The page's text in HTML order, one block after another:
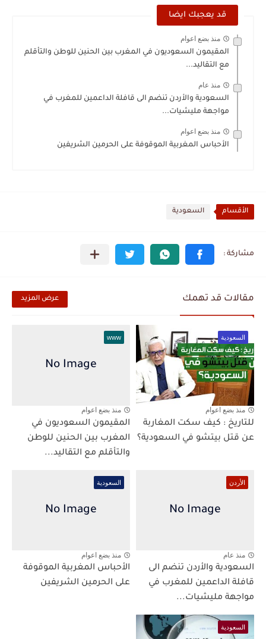
قد يعجبك ايضا
منذ بضع اعوام
المقيمون السعوديون في المغرب بين الحنين للوطن والتأقلم
مع التقاليد...
منذ عام
السعودية والأردن تنضم الى قافلة الداعمين للمغرب في
مواجهة مليشيات...
منذ بضع اعوام
الأحباس المغربية الموقوفة على الحرمين الشريفين
الأقسام السعودية
مقالات قد تهمك عرض المزيد
السعودية
منذ بضع اعوام
للتاريخ : كيف سكت المغاربة
عن قتل بيتشو في السعودية؟
www
منذ بضع اعوام
المقيمون السعوديون في
المغرب بين الحنين للوطن
والتأقلم مع التقاليد...
الأردن
منذ عام
السعودية والأردن تنضم الى
قافلة الداعمين للمغرب في
مواجهة مليشيات...
السعودية
منذ بضع اعوام
الأحباس المغربية الموقوفة
على الحرمين الشريفين
السعودية